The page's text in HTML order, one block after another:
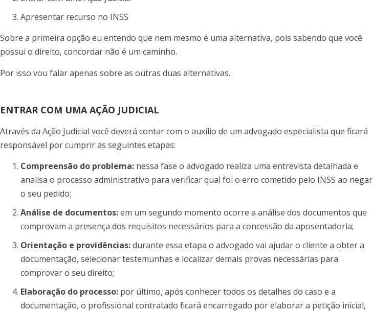
Apresentar recurso no INSS
Sobre a primeira opção eu entendo que nem mesmo é uma alternativa, pois sabendo que você
possui o direito, concordar não é um caminho.
Por isso vou falar apenas sobre as outras duas alternativas.
ENTRAR COM UMA AÇÃO JUDICIAL
Através da Ação Judicial você deverá contar com o auxílio de um advogado especialista que ficará
responsável por cumprir as seguintes etapas:
Compreensão do problema: nessa fase o advogado realiza uma entrevista detalhada e
analisa o processo administrativo para verificar qual foi o erro cometido pelo INSS ao negar
o seu pedido;
Análise de documentos:em um segundo momento ocorre a análise dos documentos que
comprovam a presença dos requisitos necessários para a concessão da aposentadoria;
Orientação e providências:durante essa etapa o advogado vai ajudar o cliente a obter a
documentação, selecionar testemunhas e localizar demais provas necessárias para
comprovar o seu direito;
Elaboração do processo: por último, após conhecer todos os detalhes do caso e a
documentação, o profissional contratado ficará encarregado por elaborar a petição inicial,